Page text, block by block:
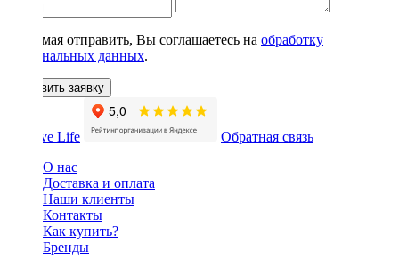
Нажимая отправить, Вы соглашаетесь на обработку
персональных данных.
Оставить заявку
Обратная связь
О нас
Доставка и оплата
Наши клиенты
Контакты
Как купить?
Бренды